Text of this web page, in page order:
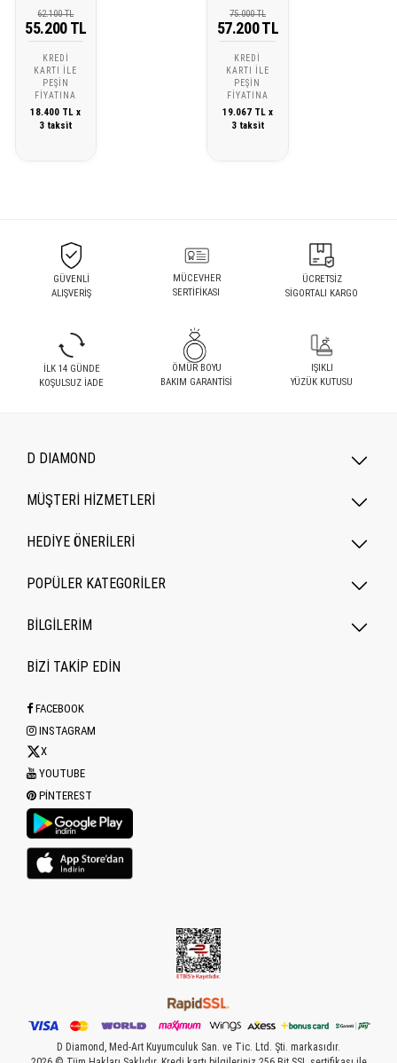
62.100 TL
55.200 TL
KREDI
KARTI ILE
PEŞIN
FIYATINA
18.400 TL x
3 taksit
75.000 TL
57.200 TL
KREDI
KARTI ILE
PEŞIN
FIYATINA
19.067 TL x
3 taksit
GÜVENLİ
ALIŞVERİŞ
MÜCEVHER
SERTİFİKASI
ÜCRETSİZ
SİGORTALI KARGO
İLK 14 GÜNDE
KOŞULSUZ İADE
ÖMÜR BOYU
BAKIM GARANTİSİ
IŞIKLI
YÜZÜK KUTUSU
D DIAMOND
MÜŞTERİ HİZMETLERİ
HEDİYE ÖNERİLERİ
POPÜLER KATEGORILER
BİLGİLERİM
BİZİ TAKİP EDİN
FACEBOOK
INSTAGRAM
X
YOUTUBE
PINTEREST
D Diamond, Med-Art Kuyumculuk San. ve Tic. Ltd. Şti. markasıdır.